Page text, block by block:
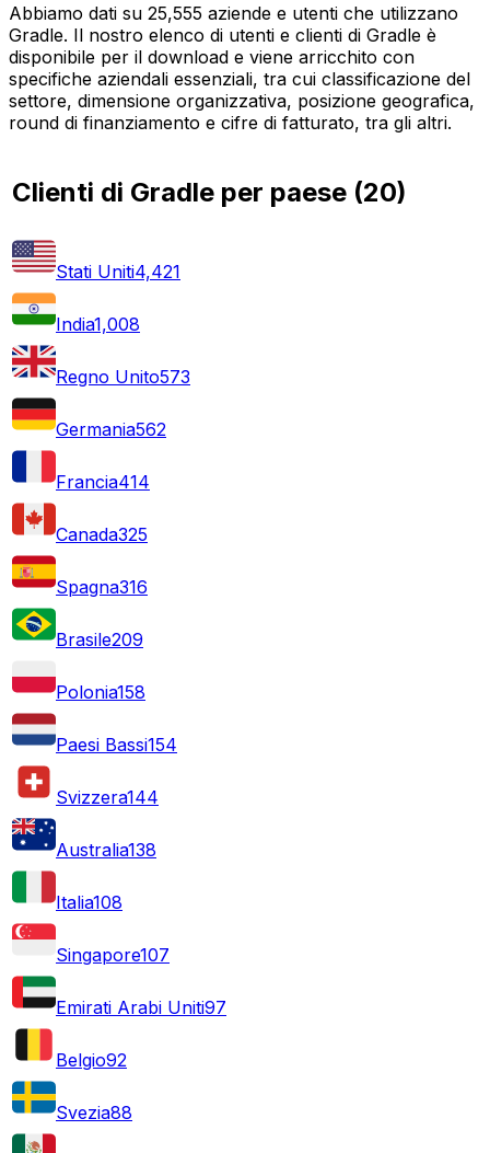
Abbiamo dati su 25,555 aziende e utenti che utilizzano
Gradle. Il nostro elenco di utenti e clienti di Gradle è
disponibile per il download e viene arricchito con
specifiche aziendali essenziali, tra cui classificazione del
settore, dimensione organizzativa, posizione geografica,
round di finanziamento e cifre di fatturato, tra gli altri.
Clienti di Gradle per paese (20)
Stati Uniti4,421
India1,008
Regno Unito573
Germania562
Francia414
Canada325
Spagna316
Brasile209
Polonia158
Paesi Bassi154
Svizzera144
Australia138
Italia108
Singapore107
Emirati Arabi Uniti97
Belgio92
Svezia88